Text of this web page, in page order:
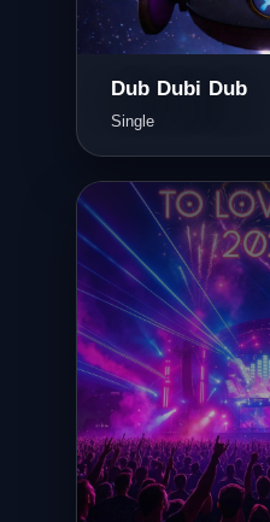
Dub Dubi Dub
Single